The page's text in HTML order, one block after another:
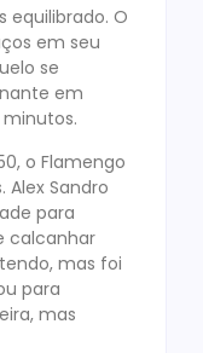
equilibrado. O
em seu
se
em
o Flamengo
Alex Sandro
para
calcanhar
mas foi
para
mas